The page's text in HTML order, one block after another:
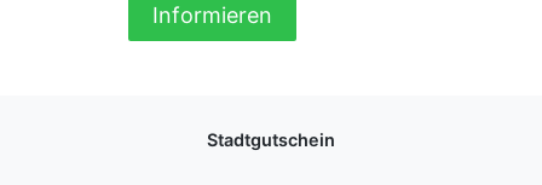
Informieren
Stadtgutschein